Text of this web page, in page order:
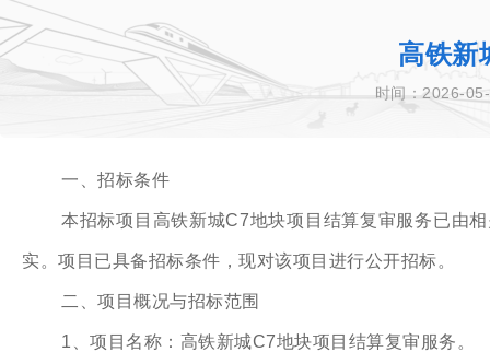
高铁新
时间：2026-
一、招标条件
本招标项目高铁新城C7地块项目结算复审服务已由
实。项目已具备招标条件，现对该项目进行公开招标。
二、项目概况与招标范围
1、项目名称：高铁新城C7地块项目结算复审服务。